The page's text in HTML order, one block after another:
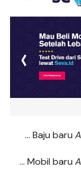
… Baju baru
… Mobil baru